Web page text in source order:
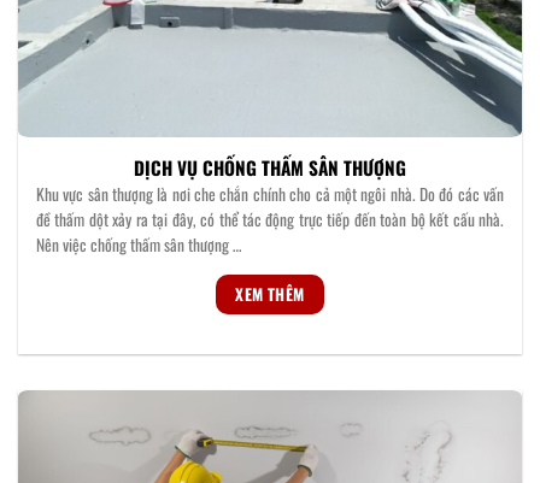
DỊCH VỤ CHỐNG THẤM SÂN THƯỢNG
Khu vực sân thượng là nơi che chắn chính cho cả một ngôi nhà. Do đó các vấn
đề thấm dột xảy ra tại đây, có thể tác động trực tiếp đến toàn bộ kết cấu nhà.
Nên việc chống thấm sân thượng …
XEM THÊM